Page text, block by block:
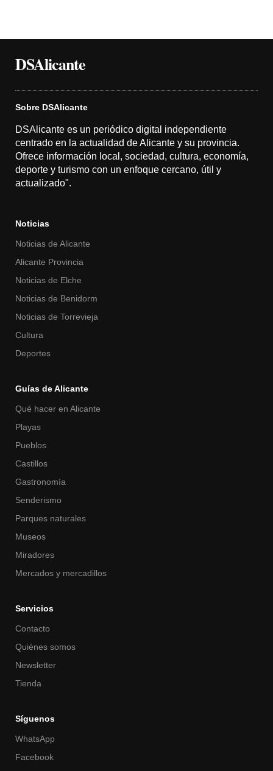
DSAlicante
Sobre DSAlicante
DSAlicante es un periódico digital independiente
centrado en la actualidad de Alicante y su provincia.
Ofrece información local, sociedad, cultura, economía,
deporte y turismo con un enfoque cercano, útil y
actualizado".
Noticias
Noticias de Alicante
Alicante Provincia
Noticias de Elche
Noticias de Benidorm
Noticias de Torrevieja
Cultura
Deportes
Guías de Alicante
Qué hacer en Alicante
Playas
Pueblos
Castillos
Gastronomía
Senderismo
Parques naturales
Museos
Miradores
Mercados y mercadillos
Servicios
Contacto
Quiénes somos
Newsletter
Tienda
Síguenos
WhatsApp
Facebook